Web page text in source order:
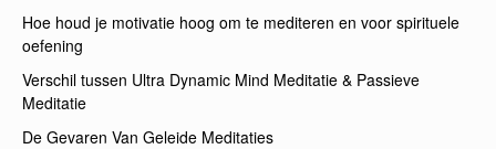
Hoe houd je motivatie hoog om te mediteren en voor spirituele
oefening
Verschil tussen Ultra Dynamic Mind Meditatie & Passieve
Meditatie
De Gevaren Van Geleide Meditaties